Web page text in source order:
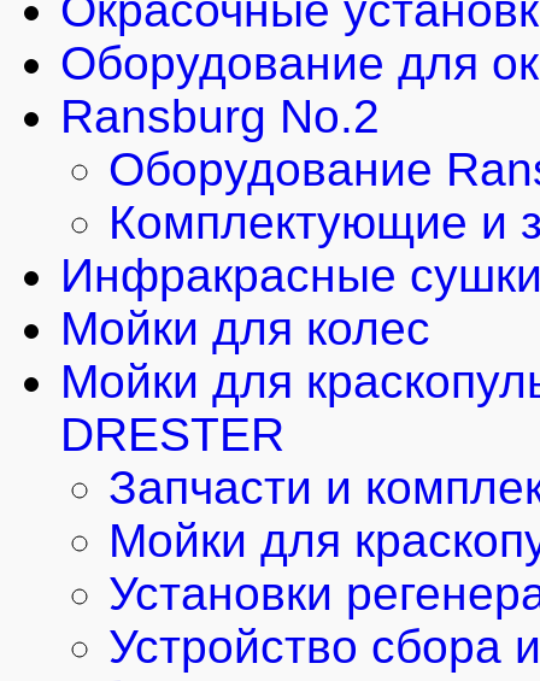
Оборудование для
Ransburg No.2
Оборудование
Комплектующие и
Инфракрасные
Мойки для колес
Мойки для
DRESTER
Запчасти и
Мойки для
Установки
Устройство сбора